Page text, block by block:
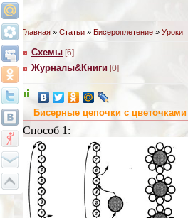
Главная » Статьи » Бисероплетение » Уроки
Схемы [6]
Журналы&Книги [0]
Бисерные цепочки с
Способ 1: